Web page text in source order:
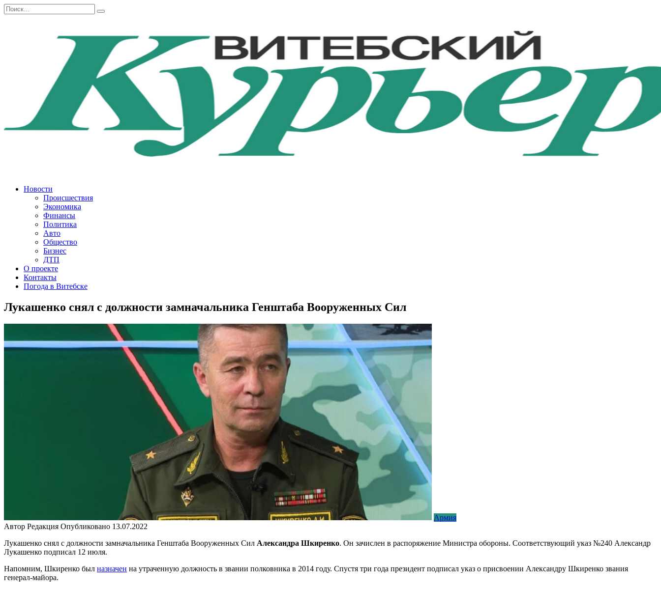
Перейти
к
Search
for:
Новости
Происшествия
Экономика
Финансы
Политика
Авто
Общество
Бизнес
ДТП
О проекте
Контакты
Погода в Витебске
Лукашенко снял с должности замначальника Генштаба Вооруженных Сил
Армия
Автор Редакция Опубликовано 13.07.2022
Лукашенко снял с должности замначальника Генштаба Вооруженных Сил Александра Шкиренко. Он зачислен в распоряжение Министра обороны. Соответствующий указ №240 Александр
Лукашенко подписал 12 июля.
Напомним, Шкиренко был назначен на утраченную должность в звании полковника в 2014 году. Спустя три года президент подписал указ о присвоении Александру Шкиренко звания
генерал-майора.